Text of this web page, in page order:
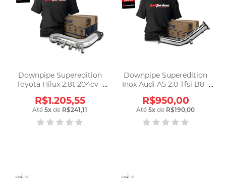
Downpipe Superedition
Toyota Hilux 2.8t 204cv -
R$1.205,55
Até5x de R$241,11
Downpipe Superedition
Inox Audi A5 2.0 Tfsi B8 -
R$950,00
Até5x de R$190,00